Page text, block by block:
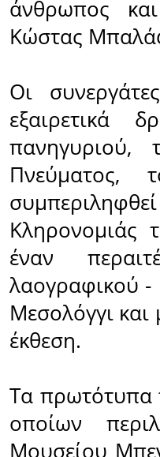
άνθρωπος
Κώστας
Οι
εξαιρετικά
πανηγυριού,
Κληρονομιάς
έναν
λαογραφικού -
Μεσολόγγι και
έκθεση.
Τα πρωτότυπα
οποίων
Μουσείου